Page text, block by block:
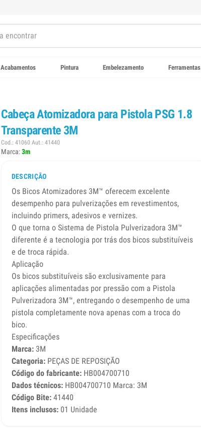
Acabamentos Pintura Embelezamento Ferramentas
Cabeça Atomizadora para Pistola PSG 1.8
Transparente 3M
Cod.: 41060 Aut.: 41440
Marca:3m
DESCRIÇÃO
Os Bicos Atomizadores 3M™ oferecem excelente
desempenho para pulverizações em revestimentos,
incluindo primers, adesivos e vernizes.
O que torna o Sistema de Pistola Pulverizadora 3M™
diferente é a tecnologia por trás dos bicos substituíveis
e de troca rápida.
Aplicação
Os bicos substituíveis são exclusivamente para
aplicações alimentadas por pressão com a Pistola
Pulverizadora 3M™, entregando o desempenho de uma
pistola completamente nova apenas com a troca do
bico.
Especificações
Marca:3M
Categoria:PEÇAS DE REPOSIÇÃO
Código do fabricante:HB004700710
Dados técnicos:HB004700710 Marca: 3M
Código Bite:41440
Itens inclusos:01 Unidade